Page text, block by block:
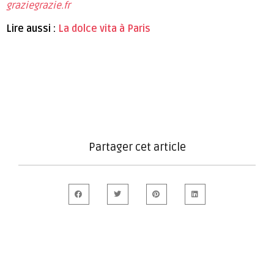
graziegrazie.fr
Lire aussi : La dolce vita à Paris
Partager cet article